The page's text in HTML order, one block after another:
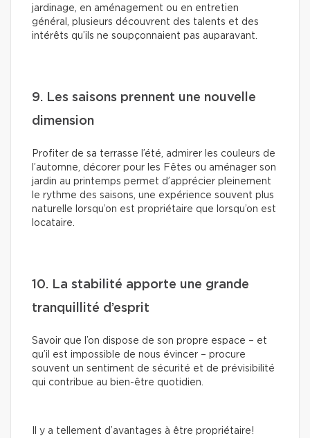
jardinage, en aménagement ou en entretien
général, plusieurs découvrent des talents et des
intérêts qu’ils ne soupçonnaient pas auparavant.
9. Les saisons prennent une nouvelle
dimension
Profiter de sa terrasse l’été, admirer les couleurs de
l’automne, décorer pour les Fêtes ou aménager son
jardin au printemps permet d’apprécier pleinement
le rythme des saisons, une expérience souvent plus
naturelle lorsqu’on est propriétaire que lorsqu’on est
locataire.
10. La stabilité apporte une grande
tranquillité d’esprit
Savoir que l’on dispose de son propre espace – et
qu’il est impossible de nous évincer – procure
souvent un sentiment de sécurité et de prévisibilité
qui contribue au bien-être quotidien.
Il y a tellement d’avantages à être propriétaire!